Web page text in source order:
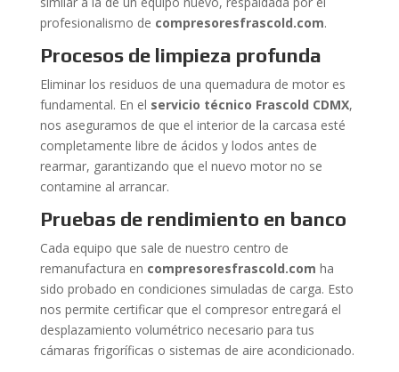
profesionalismo de compresoresfrascold.com.
Procesos de limpieza profunda
Eliminar los residuos de una quemadura de motor es
fundamental. En el servicio técnico Frascold CDMX,
nos aseguramos de que el interior de la carcasa esté
completamente libre de ácidos y lodos antes de
rearmar, garantizando que el nuevo motor no se
contamine al arrancar.
Pruebas de rendimiento en banco
Cada equipo que sale de nuestro centro de
remanufactura en compresoresfrascold.com ha
sido probado en condiciones simuladas de carga. Esto
nos permite certificar que el compresor entregará el
desplazamiento volumétrico necesario para tus
cámaras frigoríficas o sistemas de aire acondicionado.